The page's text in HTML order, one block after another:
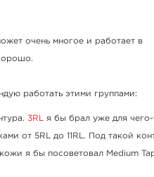
очень многое и работает в
работать этими группами:
3RL я бы брал уже для чего-
от 5RL до 11RL. Под такой
я бы посоветовал Medium